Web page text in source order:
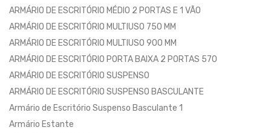
ARMÁRIO DE ESCRITÓRIO MÉDIO 2 PORTAS E 1 VÃO
ARMÁRIO DE ESCRITÓRIO MULTIUSO 750 MM
ARMÁRIO DE ESCRITÓRIO MULTIUSO 900 MM
ARMÁRIO DE ESCRITÓRIO PORTA BAIXA 2 PORTAS 570
ARMÁRIO DE ESCRITÓRIO SUSPENSO
ARMÁRIO DE ESCRITÓRIO SUSPENSO BASCULANTE
Armário de Escritório Suspenso Basculante 1
Armário Estante